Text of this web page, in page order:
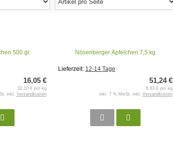
500 gr.
16,05 €
32,10 € pro kg
inkl. Versandkosten
Nösenberger Äpfelchen 7,5 kg
Lieferzeit: 12-14 Tage
51,24 €
6,83 € pro kg
inkl. 7 % MwSt. inkl. Versandkosten